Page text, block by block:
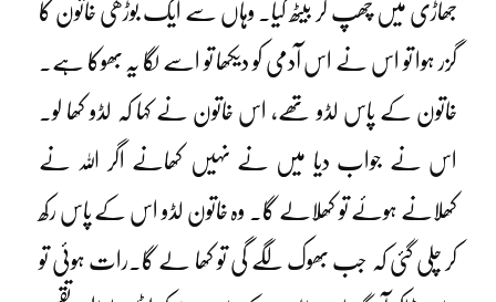
جھاڑی میں چھپ کر بیٹھ گیا۔ وہاں سے ایک بوڑھی خاتون کا
گزر ہوا تو اس نے اس آدمی کو دیکھا تو اسے لگا یہ بھوکا ہے۔
خاتون کے پاس لڈو تھے، اس خاتون نے کہا کہ لڈو کھا لو۔
اس نے جواب دیا میں نے نہیں کھانے اگر اللہ نے
کھلانے ہوئے تو کھِلالے گا۔ وہ خاتون لڈو اس کے پاس رکھ
کر چلی گئی کہ جب بھوک لگے گی تو کھا لے گا۔رات ہوئی تو